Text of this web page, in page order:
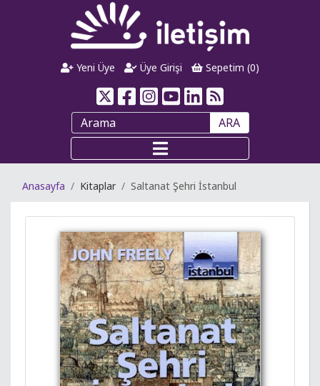
Yeni Üye Üye Girişi Sepetim (0)
ARA
Anasayfa Kitaplar Saltanat Şehri İstanbul